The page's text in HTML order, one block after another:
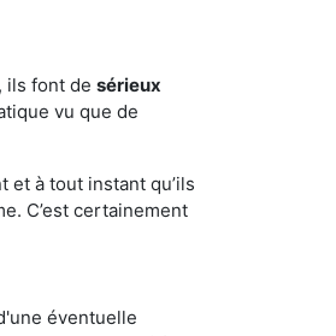
ils font de sérieux
vu que de
et à tout instant qu’ils
C’est certainement
éventuelle